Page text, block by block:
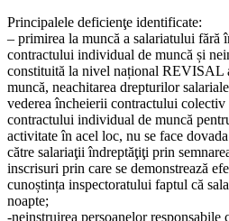
Principalele deficienţe identificate:
– primirea la muncă a salariatului fără
contractului individual de muncă și
constituită la nivel național REVISAL
muncă, neachitarea drepturilor
vederea încheierii contractului
contractului individual de muncă
activitate în acel loc, nu se face
către salariaţii îndreptăţiţi prin
inscrisuri prin care se demonstrează
cunoștința inspectoratului faptul că
noapte;
-neinstruirea persoanelor responsabile